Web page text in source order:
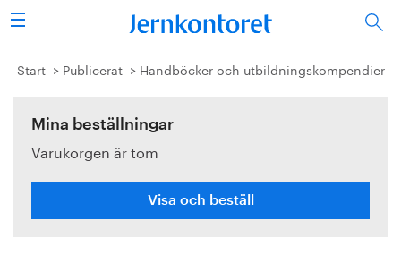
Sök
Stålindustrin
Vision 2050
Forskning/utbildning
Start Publicerat Handböcker och utbildningskompendier
Mina beställningar
Varukorgen är tom
Visa och beställ